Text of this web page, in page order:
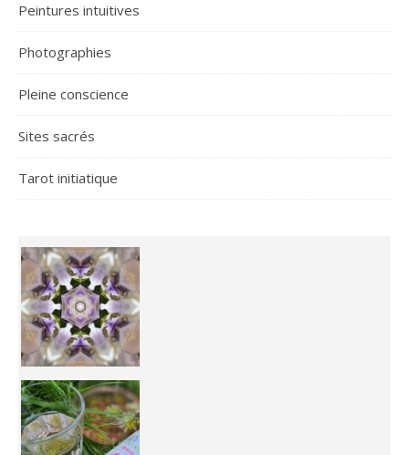
Peintures intuitives
Photographies
Pleine conscience
Sites sacrés
Tarot initiatique